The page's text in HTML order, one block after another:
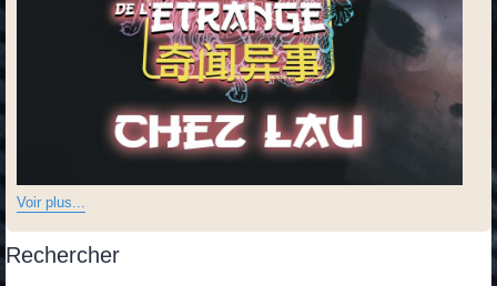
Voir plus...
Rechercher